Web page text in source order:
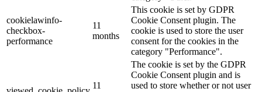
cookielawinfo-
checkbox-
performance
11
months
This cookie is set by GDPR
Cookie Consent plugin. The
cookie is used to store the user
consent for the cookies in the
category "Performance".
11
The cookie is set by the GDPR
Cookie Consent plugin and is
used to store whether or not user